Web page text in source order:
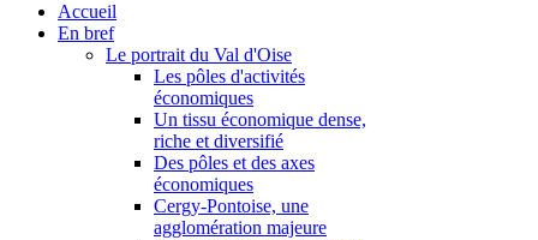
Accueil
En bref
Le portrait du Val d'Oise
Les pôles d'activités
économiques
Un tissu économique dense,
riche et diversifié
Des pôles et des axes
économiques
Cergy-Pontoise, une
agglomération majeure